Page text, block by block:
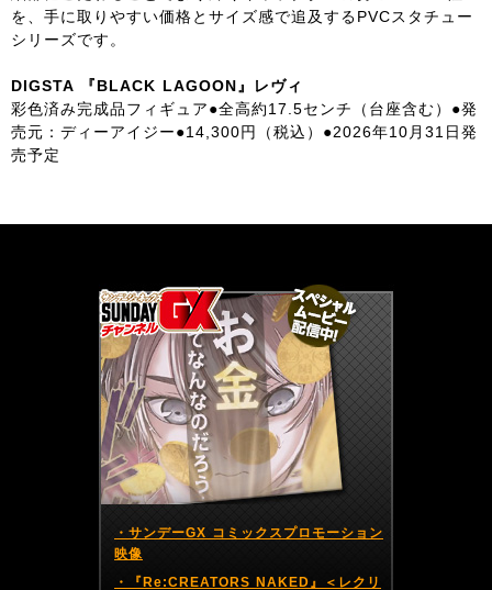
を、手に取りやすい価格とサイズ感で追及するPVCスタチュー
シリーズです。
DIGSTA 『BLACK LAGOON』レヴィ
彩色済み完成品フィギュア●全高約17.5センチ（台座含む）●発
売元：ディーアイジー●14,300円（税込）●2026年10月31日発
売予定
・サンデーGX コミックスプロモーション
映像
・『Re:CREATORS NAKED』＜レクリ